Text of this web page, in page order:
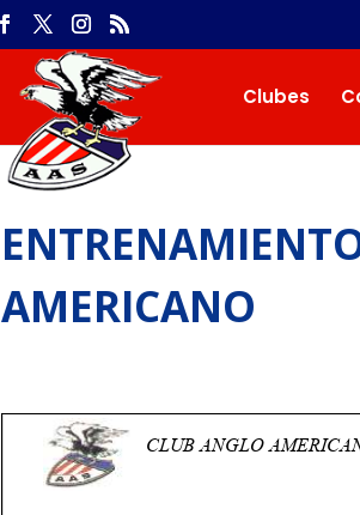
Clubes
AMERICANO